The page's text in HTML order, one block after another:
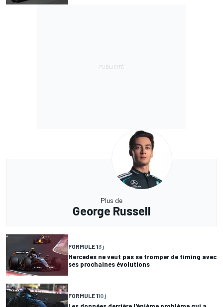
Plus de
George Russell
FORMULE 13 j
Mercedes ne veut pas se tromper de timing avec
ses prochaines évolutions
FORMULE 110 j